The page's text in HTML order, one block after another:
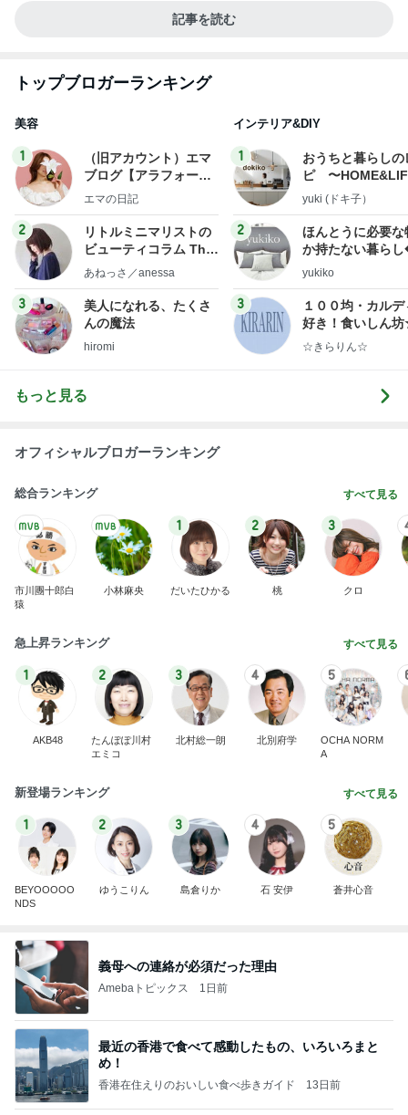
記事を読む
トップブロガーランキング
美容
1
（旧アカウント）エマ
ブログ【アラフォー会
社売却セカンドライ
エマの日記
2
リトルミニマリストの
ビューティコラム The
little minimalist's bea
あねっさ／anessa
3
美人になれる、たくさ
んの魔法
hiromi
インテリア&DIY
1
おうちと暮らしの
ピ 〜
yuki (ドキ子）
2
ほんとうに必要な
か持たない暮ら
ep Life Simple◆
yukiko
3
１００均・カルデ
好き！食いしん
らりん☆のブログ
☆きらりん☆
もっと見る
オフィシャルブロガーランキング
総合ランキング すべて見る
市川團十郎白
猿
小林麻央
1
だいたひかる
2
桃
3
クロ
急上昇ランキング すべて見る
1
AKB48
2
たんぽぽ川村
エミコ
3
北村総一朗
4
北別府学
5
OCHA NORM
A
新登場ランキング すべて見る
1
BEYOOOOO
NDS
2
ゆうこりん
3
島倉りか
4
石 安伊
5
蒼井心音
義母への連絡が必須だった理由
Amebaトピックス 1日前
最近の香港で食べて感動したもの、いろいろまと
め！
香港在住えりのおいしい食べ歩きガイド 13日前